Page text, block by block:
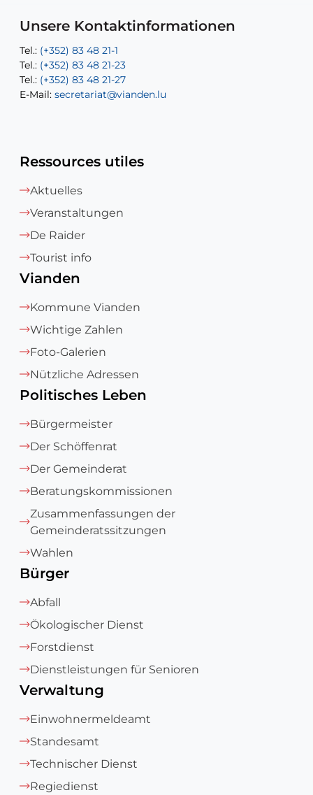
Unsere Kontaktinformationen
Tel.: (+352) 83 48 21-1
Tel.: (+352) 83 48 21-23
Tel.: (+352) 83 48 21-27
E-Mail: secretariat@vianden.lu
Tel.: (+352) 83 48 21-20
Tel.: (+352) 83 48 21-22
E-Mail:sofia.carvalho@vianden.lu
E-Mail: diane.storn@vianden.lu
E-Mail:jos.cormemans@vianden.lu
E-Mail:atelier@vianden.lu
Ressources utiles
Aktuelles
Veranstaltungen
De Raider
Tourist info
Vianden
Kommune Vianden
Wichtige Zahlen
Foto-Galerien
Nützliche Adressen
Politisches Leben
Bürgermeister
Der Schöffenrat
Der Gemeinderat
Beratungskommissionen
Zusammenfassungen der
Gemeinderatssitzungen
Wahlen
Bürger
Abfall
Ökologischer Dienst
Forstdienst
Dienstleistungen für Senioren
Verwaltung
Einwohnermeldeamt
Standesamt
Technischer Dienst
Regiedienst